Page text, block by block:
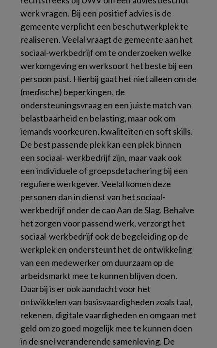
werk vragen. Bij een positief advies is de
gemeente verplicht een beschutwerkplek te
realiseren. Veelal vraagt de gemeente aan het
sociaal-werkbedrijf om te onderzoeken welke
werkomgeving en werksoort het beste bij een
persoon past. Hierbij gaat het niet alleen om de
(medische) beperkingen, de
ondersteuningsvraag en een juiste match van
belastbaarheid en belasting, maar ook om
iemands voorkeuren, kwaliteiten en soft skills.
De best passende plek kan een plek binnen
een sociaal- werkbedrijf zijn, maar vaak ook
een individuele of groepsdetachering bij een
reguliere werkgever. Veelal komen deze
personen dan in dienst van het sociaal-
werkbedrijf onder de cao Aan de Slag. Behalve
het zorgen voor passend werk, verzorgt het
sociaal-werkbedrijf ook de begeleiding op de
werkplek en ondersteunt het de ontwikkeling
van een medewerker om duurzaam op de
arbeidsmarkt mee te kunnen blijven doen.
Daarbij is er ook aandacht voor het
ontwikkelen van basisvaardigheden zoals taal,
rekenen, digitale vaardigheden en omgaan met
geld om zo goed mogelijk mee te kunnen doen
in de snel veranderende samenleving. De